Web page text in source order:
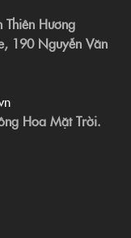
Thiên Hương
190 Nguyễn Văn
Hoa Mặt Trời.